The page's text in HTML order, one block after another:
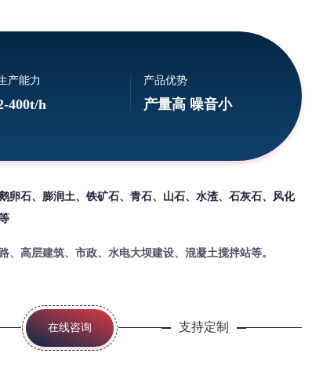
产能力
400t/h
产品优势
产量高 噪音小
卵石、膨润土、铁矿石、青石、山石、水渣、石灰石、风化
、高层建筑、市政、水电大坝建设、混凝土搅拌站等。
在线咨询 支持定制